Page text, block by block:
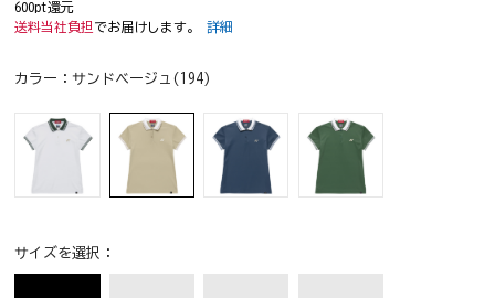
600pt還元
送料当社負担 でお届けします。詳細
カラー：サンドベージュ(194)
サイズを選択：